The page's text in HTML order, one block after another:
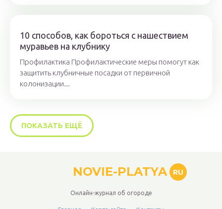
10 способов, как бороться с нашествием
муравьев на клубнику
Профилактика Профилактические меры помогут как
защитить клубничные посадки от первичной
колонизации...
ПОКАЗАТЬ ЕЩЁ
NOVIE-PLATYA RU
Онлайн-журнал об огороде